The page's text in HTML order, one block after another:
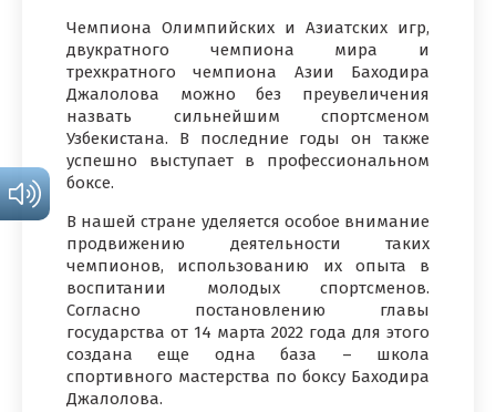
Чемпиона Олимпийских и Азиатских игр,
двукратного чемпиона мира и
трехкратного чемпиона Азии Баходира
Джалолова можно без преувеличения
назвать сильнейшим спортсменом
Узбекистана. В последние годы он также
успешно выступает в профессиональном
боксе.
В нашей стране уделяется особое внимание
продвижению деятельности таких
чемпионов, использованию их опыта в
воспитании молодых спортсменов.
Согласно постановлению главы
государства от 14 марта 2022 года для этого
создана еще одна база – школа
спортивного мастерства по боксу Баходира
Джалолова.